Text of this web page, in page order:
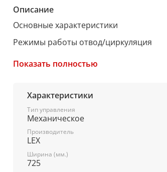
Описание
Основные характеристики
Режимы работы отвод/циркуляция
Управление кнопочное
Кол-во регулировок мощности 3
Количество двигателей одномоторная
Диаметр штуцера для отвода воздуха
Максимальная производительность
Вентиляционный канал 850 м3/час
Показать полностью
Характеристики
Тип управления
Механическое
Производитель
LEX
Ширина (мм.)
725